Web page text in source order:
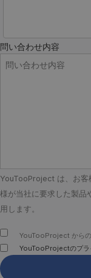
問い合わせ内容
YouTooProject は、お客
様が当社に要求した製品
用します。
YouTooProject からの
YouTooProjectのプラ